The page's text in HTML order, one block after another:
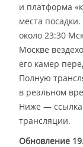
и платформа
места
около 23:30
Москве
его камер
Полную
в реальном
Ниже — ссылка
трансляции.
Обновление